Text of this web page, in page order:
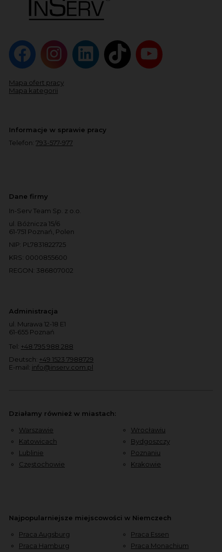
Mapa ofert pracy
Mapa kategorii
Informacje w sprawie pracy
Telefon: 793-577-977
Dane firmy
In-Serv Team Sp. z o.o.
ul. Bóżnicza 15/6
61-751 Poznań, Polen
NIP: PL7831822725
KRS: 0000855600
REGON: 386807002
Administracja
ul. Murawa 12-18 E1
61-655 Poznań
Tel: +48 795 988 288
Deutsch: +49 1523 7988729
E-mail: info@inserv.com.pl
Działamy również w miastach:
Warszawie
Katowicach
Lublinie
Częstochowie
Wrocławiu
Bydgoszczy
Poznaniu
Krakowie
Najpopularniejsze miejscowości w Niemczech
Praca Augsburg
Praca Hamburg
Praca Essen
Praca Monachium